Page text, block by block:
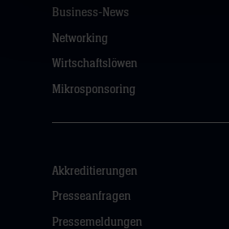
Business-News
Networking
Wirtschaftslöwen
Mikrosponsoring
Akkreditierungen
Presseanfragen
Pressemeldungen